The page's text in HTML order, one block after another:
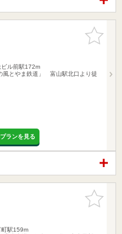
お気に入
りに追加
ビル前駅172m
とやま鉄道」 富山駅北口より徒
ランを見る
お気に入
りに追加
町駅159m